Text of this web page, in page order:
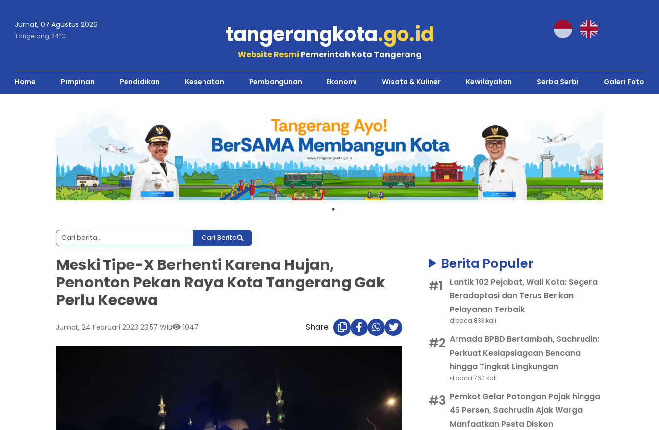
Jumat, 07 Agustus 2026
Tangerang, 24oC tangerangkota.go.id
Website Resmi Pemerintah Kota Tangerang
Home Pimpinan Pendidikan Kesehatan Pembangunan Ekonomi Wisata & Kuliner Kewilayahan Serba Serbi Galeri Foto
Cari Berita
Meski Tipe-X Berhenti Karena Hujan,
Penonton Pekan Raya Kota Tangerang Gak
Perlu Kecewa
Jumat, 24 Februari 2023 23:57 WIB 1047 Share
Berita Populer
#1
Lantik 102 Pejabat, Wali Kota: Segera
Beradaptasi dan Terus Berikan
Pelayanan Terbaik
dibaca 833 kali
#2 Armada BPBD Bertambah, Sachrudin:
Perkuat Kesiapsiagaan Bencana
hingga Tingkat Lingkungan
dibaca 760 kali
#3 Pemkot Gelar Potongan Pajak hingga
45 Persen, Sachrudin Ajak Warga
Manfaatkan Pesta Diskon